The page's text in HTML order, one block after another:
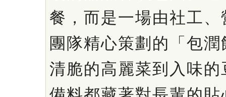
餐，而是一場由社工
團隊精心策劃的「包
清脆的高麗菜到入味